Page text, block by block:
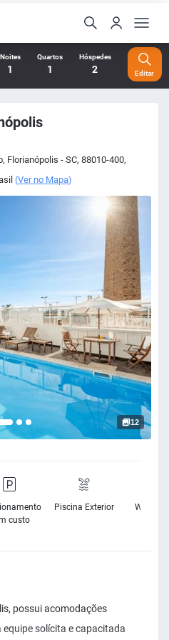
Noites
1
Quartos
1
Hóspedes
2 Editar
Florianópolis - SC, 88010-400,
(Ver no Mapa)
12
custo
Piscina Exterior Wifi
possui acomodações
solícita e capacitada